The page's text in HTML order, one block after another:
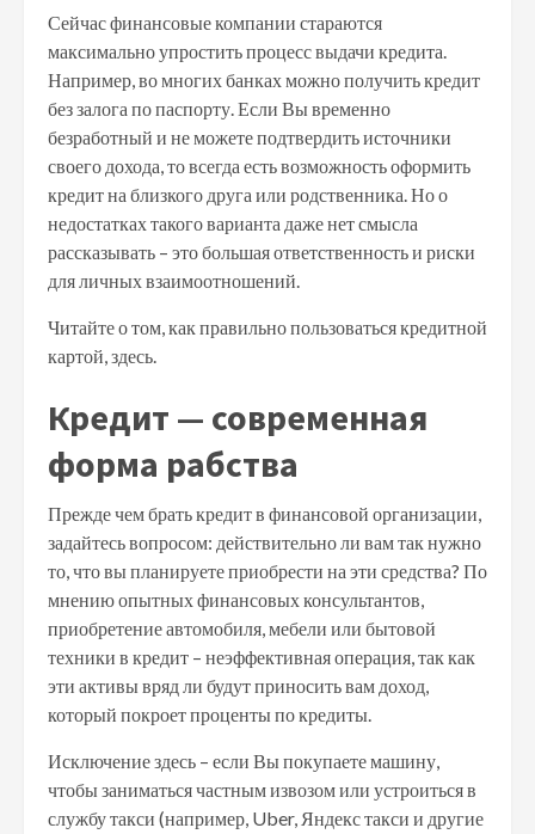
Сейчас финансовые компании стараются
максимально упростить процесс выдачи кредита.
Например, во многих банках можно получить кредит
без залога по паспорту. Если Вы временно
безработный и не можете подтвердить источники
своего дохода, то всегда есть возможность оформить
кредит на близкого друга или родственника. Но о
недостатках такого варианта даже нет смысла
рассказывать – это большая ответственность и риски
для личных взаимоотношений.
Читайте о том, как правильно пользоваться кредитной
картой, здесь.
Кредит — современная
форма рабства
Прежде чем брать кредит в финансовой организации,
задайтесь вопросом: действительно ли вам так нужно
то, что вы планируете приобрести на эти средства? По
мнению опытных финансовых консультантов,
приобретение автомобиля, мебели или бытовой
техники в кредит – неэффективная операция, так как
эти активы вряд ли будут приносить вам доход,
который покроет проценты по кредиты.
Исключение здесь – если Вы покупаете машину,
чтобы заниматься частным извозом или устроиться в
службу такси (например, Uber, Яндекс такси и другие